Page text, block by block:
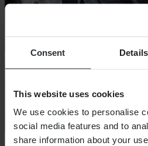
Consent Details
This website uses cookies
We use cookies to personalise
social media features and to
share information about your